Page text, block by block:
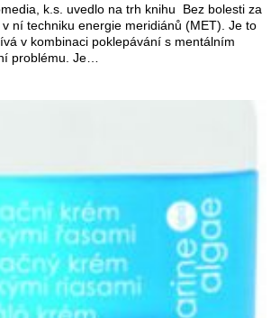
k.s. uvedlo na trh knihu Bez bolesti za
ní techniku energie meridiánů (MET). Je to
v kombinaci poklepávání s mentálním
problému. Je…